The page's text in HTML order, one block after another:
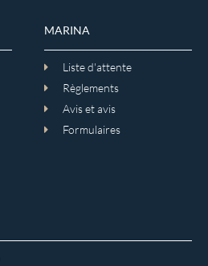
MARINA
Liste d'attente
Règlements
Avis et avis
Formulaires